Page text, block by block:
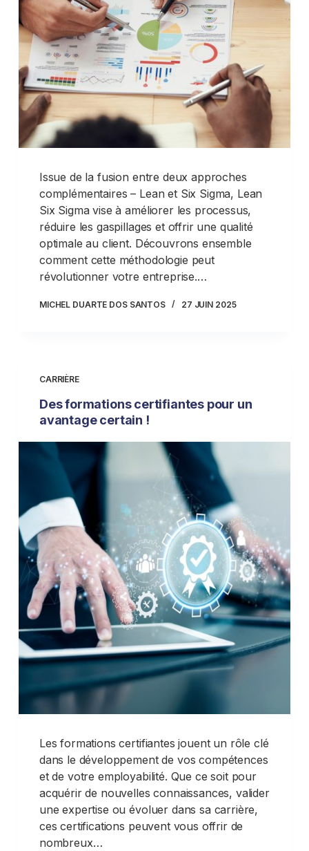
Issue de la fusion entre deux approches
complémentaires – Lean et Six Sigma, Lean
Six Sigma vise à améliorer les processus,
réduire les gaspillages et offrir une qualité
optimale au client. Découvrons ensemble
comment cette méthodologie peut
révolutionner votre entreprise.…
MICHEL DUARTE DOS SANTOS 27 JUIN 2025
CARRIÈRE
Des formations certifiantes pour un
avantage certain !
Les formations certifiantes jouent un rôle clé
dans le développement de vos compétences
et de votre employabilité. Que ce soit pour
acquérir de nouvelles connaissances, valider
une expertise ou évoluer dans sa carrière,
ces certifications peuvent vous offrir de
nombreux…